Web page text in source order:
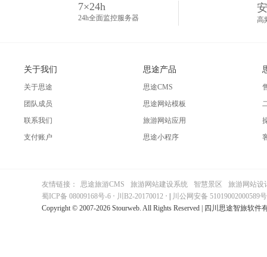
7×24h
24h全面监控服务器 高
关于我们
关于思途
团队成员
联系我们
支付账户
思途产品
思途CMS
思途网站模板
旅游网站应用
思途小程序
友情链接： 思途旅游CMS 旅游网站建设系统 智慧景区
旅游网站设
梦旅程酒店管理系统
​| 运营支持：创旅云营销​
蜀ICP备 08009168号-6 · 川B2-20170012 · |
川公网安备 51019002000589号
Copyright © 2007-2026 Stourweb. All Rights Reserved | 四川思途智旅软件